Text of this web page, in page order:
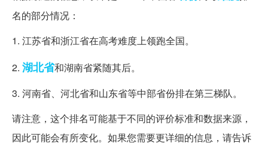
名的部分情况：
1. 江苏省和浙江省在高考难度上领跑全国。
2. 湖北省和湖南省紧随其后。
3. 河南省、河北省和山东省等中部省份排在第三梯队。
请注意，这个排名可能基于不同的评价标准和数据来源，
因此可能会有所变化。如果您需要更详细的信息，请告诉